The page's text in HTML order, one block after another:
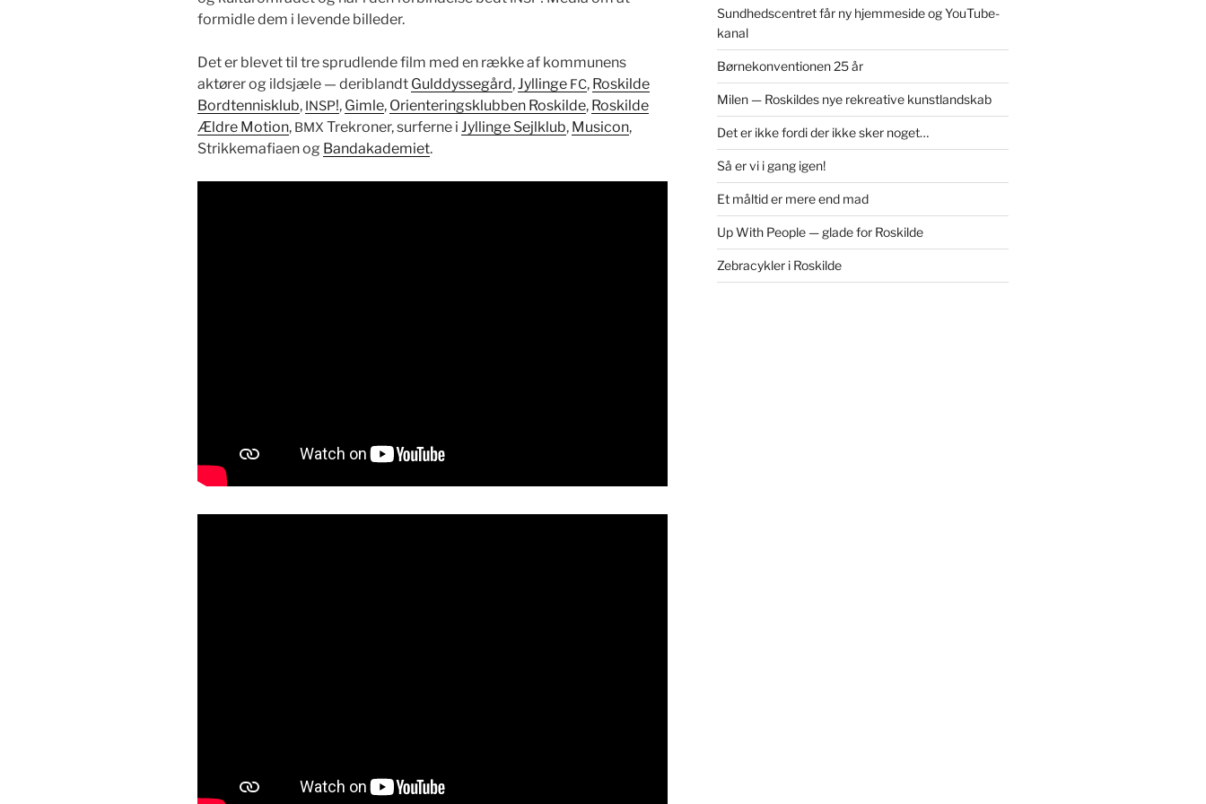
formi­dle dem i lev­ende billeder.
Det er blevet til tre sprudlende film med en række af kom­munens
aktør­er og ild­sjæle — deri­b­landt Guld­dyssegård, Jyllinge FC, Roskilde
Bor­dten­nisklub, INSP!, Gim­le, Ori­en­ter­ingsklubben Roskilde, Roskilde
Ældre Motion, BMX Trekro­ner, surferne i Jyllinge Sejlk­lub, Musi­con,
Strikke­mafi­aen og Ban­dakademiet.
Sundhedscentret får ny hjemmeside og YouTube-
kanal
Børnekonventionen 25 år
Milen — Roskildes nye rekreative kunstlandskab
Det er ikke fordi der ikke sker noget…
Så er vi i gang igen!
Et måltid er mere end mad
Up With People — glade for Roskilde
Zebracykler i Roskilde